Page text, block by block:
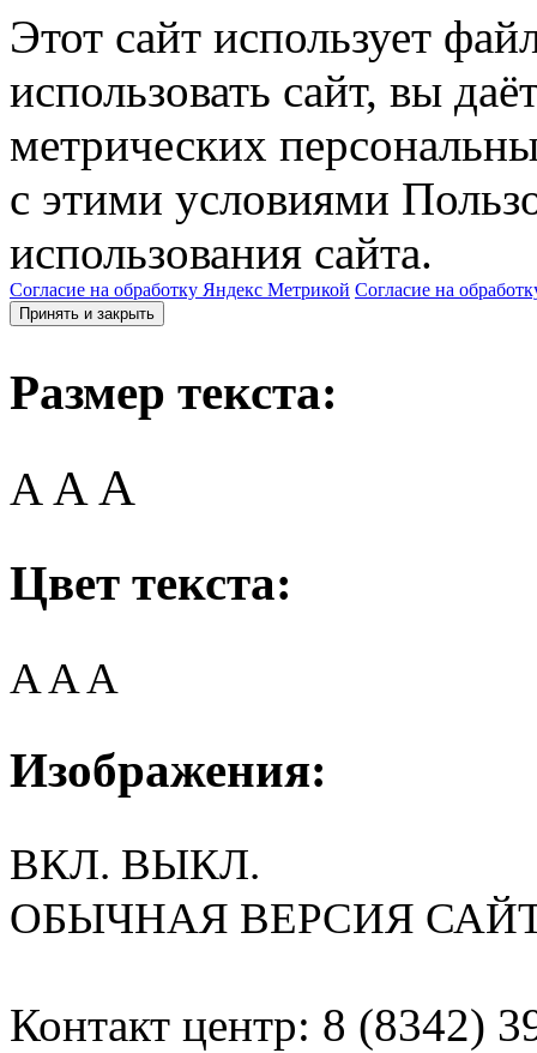
Этот сайт использует
использовать сайт, вы
метрических
с этими условиями
использования сайта.
Согласие на обработку Яндекс Метрикой Согласие на
Принять и закрыть
Размер текста:
A AA
Цвет текста:
AAA
Изображения:
ВКЛ. ВЫКЛ.
ОБЫЧНАЯ ВЕРСИЯ
Контакт центр: 8 (8342)